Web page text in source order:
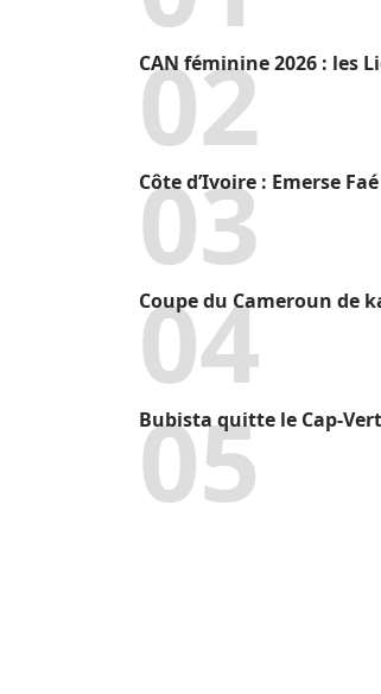
CAN féminine 2026 : les
Côte d’Ivoire : Emerse
Coupe du Cameroun de
Bubista quitte le Cap-